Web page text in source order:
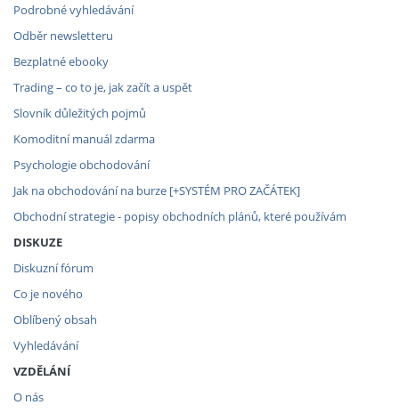
Podrobné vyhledávání
Odběr newsletteru
Bezplatné ebooky
Trading – co to je, jak začít a uspět
Slovník důležitých pojmů
Komoditní manuál zdarma
Psychologie obchodování
Jak na obchodování na burze [+SYSTÉM PRO ZAČÁTEK]
Obchodní strategie - popisy obchodních plánů, které používám
DISKUZE
Diskuzní fórum
Co je nového
Oblíbený obsah
Vyhledávání
VZDĚLÁNÍ
O nás